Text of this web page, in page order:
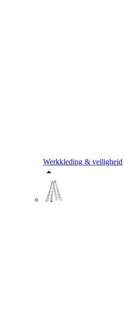
Werkkleding & veiligheid